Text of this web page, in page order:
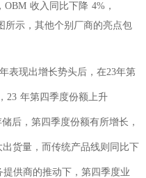
收入同比下降 4%，
所示，其他个别厂商的亮点包
表现出增长势头后，在23年第
23 年第四季度份额上升
后，第四季度份额有所增长，
货量，而传统产品线则同比下
供商的推动下，第四季度业